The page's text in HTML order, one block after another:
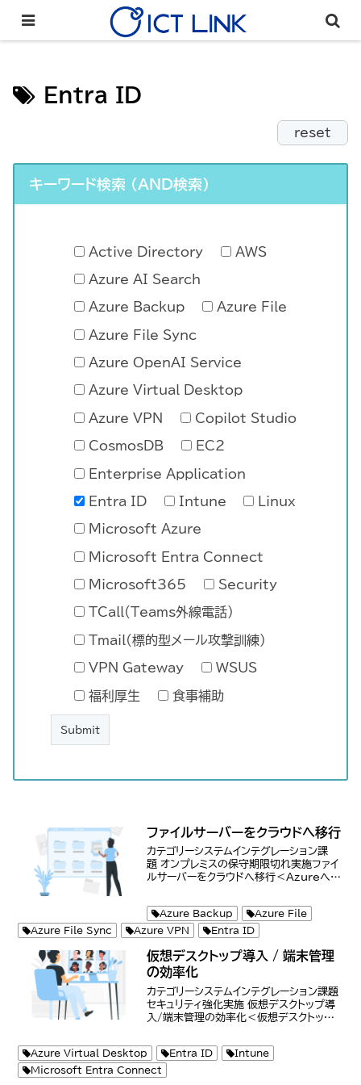
Entra ID
reset
キーワード検索 （AND検索）
Active Directory AWS
Azure AI Search
Azure Backup Azure File
Azure File Sync
Azure OpenAI Service
Azure Virtual Desktop
Azure VPN Copilot Studio
CosmosDB EC2
Enterprise Application
Entra ID Intune Linux
Microsoft Azure
Microsoft Entra Connect
Microsoft365 Security
TCall(Teams外線電話)
Tmail(標的型メール攻撃訓練)
VPN Gateway WSUS
福利厚生 食事補助
ファイルサーバーをクラウドへ移行
カテゴリーシステムインテグレーション課
題 オンプレミスの保守期限切れ実施ファイ
ルサーバーをクラウドへ移行＜Azureへの
最新のインフラストラクチャを利用し、サ...
Azure Backup
Azure File
Azure File Sync
Azure VPN Entra ID
仮想デスクトップ導入 / 端末管理
の効率化
カテゴリーシステムインテグレーション課題
セキュリティ強化実施 仮想デスクトップ導
入/端末管理の効率化＜仮想デスクトップ
ソリューションを導入し、リモートワーク
環...
Azure Virtual Desktop Entra ID
Intune
Microsoft Entra Connect